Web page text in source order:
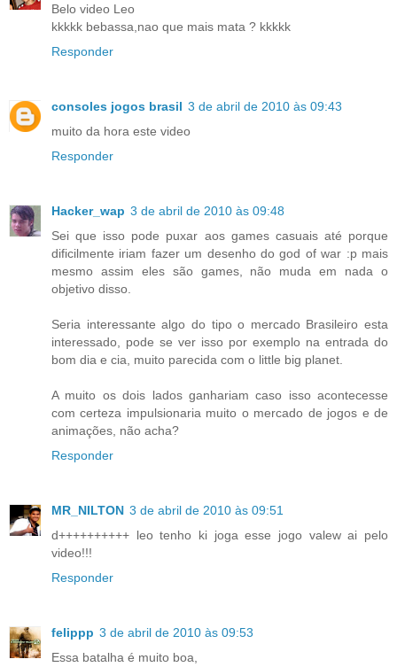
Belo video Leo
kkkkk bebassa,nao que mais mata ? kkkkk
Responder
consoles jogos brasil 3 de abril de 2010 às 09:43
muito da hora este video
Responder
Hacker_wap 3 de abril de 2010 às 09:48
Sei que isso pode puxar aos games casuais até porque
dificilmente iriam fazer um desenho do god of war :p mais
mesmo assim eles são games, não muda em nada o
objetivo disso.
Seria interessante algo do tipo o mercado Brasileiro esta
interessado, pode se ver isso por exemplo na entrada do
bom dia e cia, muito parecida com o little big planet.
A muito os dois lados ganhariam caso isso acontecesse
com certeza impulsionaria muito o mercado de jogos e de
animações, não acha?
Responder
MR_NILTON 3 de abril de 2010 às 09:51
d++++++++++ leo tenho ki joga esse jogo valew ai pelo
video!!!
Responder
felippp 3 de abril de 2010 às 09:53
Essa batalha é muito boa,